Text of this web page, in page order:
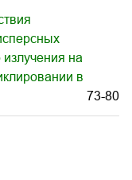
на
в
73-80